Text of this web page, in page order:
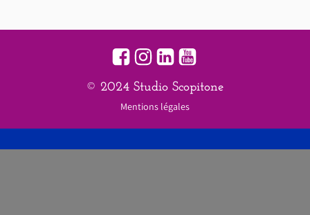
© 2024 Studio Scopitone
Mentions légales